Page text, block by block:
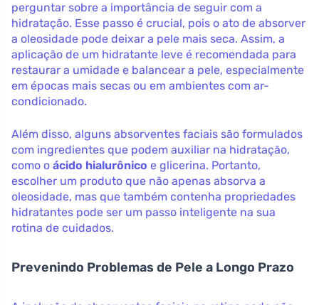
perguntar sobre a importância de seguir com a
hidratação. Esse passo é crucial, pois o ato de absorver
a oleosidade pode deixar a pele mais seca. Assim, a
aplicação de um hidratante leve é recomendada para
restaurar a umidade e balancear a pele, especialmente
em épocas mais secas ou em ambientes com ar-
condicionado.
Além disso, alguns absorventes faciais são formulados
com ingredientes que podem auxiliar na hidratação,
como o ácido hialurônico e glicerina. Portanto,
escolher um produto que não apenas absorva a
oleosidade, mas que também contenha propriedades
hidratantes pode ser um passo inteligente na sua
rotina de cuidados.
Prevenindo Problemas de Pele a Longo Prazo